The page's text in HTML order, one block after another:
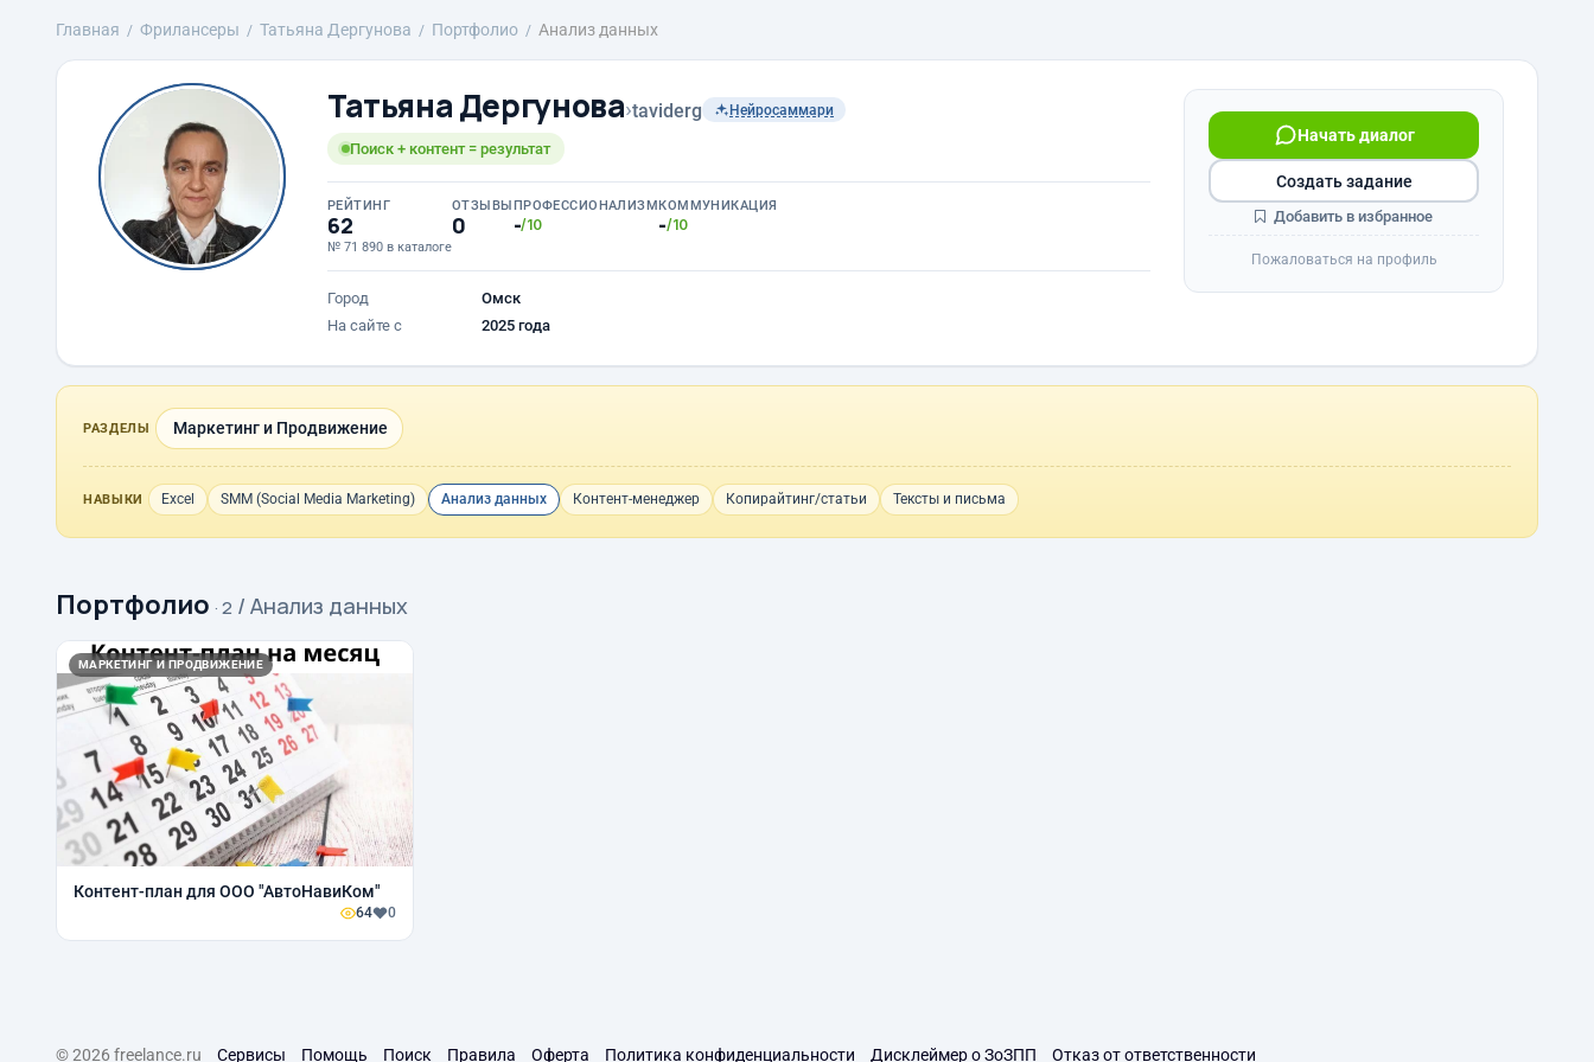
Главная Фрилансеры Татьяна Дергунова Портфолио Анализ данных
Татьяна Дергунова›taviderg Нейросаммари
Поиск + контент = результат
РЕЙТИНГ
62
№ 71 890 в каталоге
ОТЗЫВЫ
0
ПРОФЕССИОНАЛИЗМ
-/10
КОММУНИКАЦИЯ
-/10
Город
Омск
На сайте с
2025 года
Начать диалог
Создать задание
Добавить в избранное
Пожаловаться на профиль
РАЗДЕЛЫ Маркетинг и Продвижение
НАВЫКИ Excel SMM (Social Media Marketing) Анализ данных Контент-менеджер Копирайтинг/статьи Тексты и письма
Портфолио · 2 / Анализ данных
МАРКЕТИНГ И ПРОДВИЖЕНИЕ
Контент-план для ООО "АвтоНавиКом"
64 0
© 2026 freelance.ru Сервисы Помощь Поиск Правила Оферта Политика конфиденциальности Дисклеймер о ЗоЗПП Отказ от ответственности